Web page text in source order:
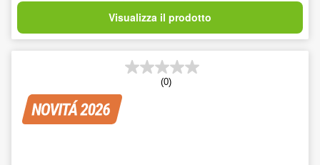
Visualizza il prodotto
(0)